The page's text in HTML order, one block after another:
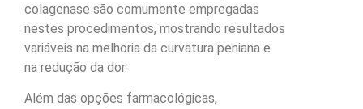
colagenase são comumente empregadas
nestes procedimentos, mostrando resultados
variáveis na melhoria da curvatura peniana e
na redução da dor.
Além das opções farmacológicas,